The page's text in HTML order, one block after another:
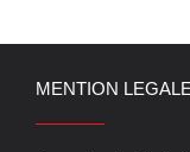
MENTION LEGALE